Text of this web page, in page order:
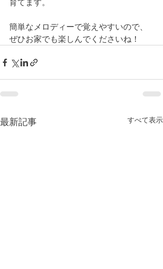
育てます。
簡単なメロディーで覚えやすいので、
ぜひお家でも楽しんでくださいね！
最新記事 すべて表示